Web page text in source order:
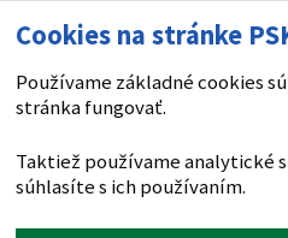
Cookies na stránke
Používame základné cookies
stránka fungovať.
Taktiež používame analytické
súhlasíte s ich používaním.